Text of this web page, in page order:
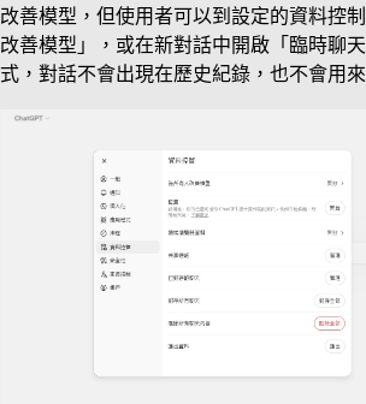
改善模型，但使用者可以到設定的資料控
改善模型」，或在新對話中開啟「臨時聊
式，對話不會出現在歷史紀錄，也不會用